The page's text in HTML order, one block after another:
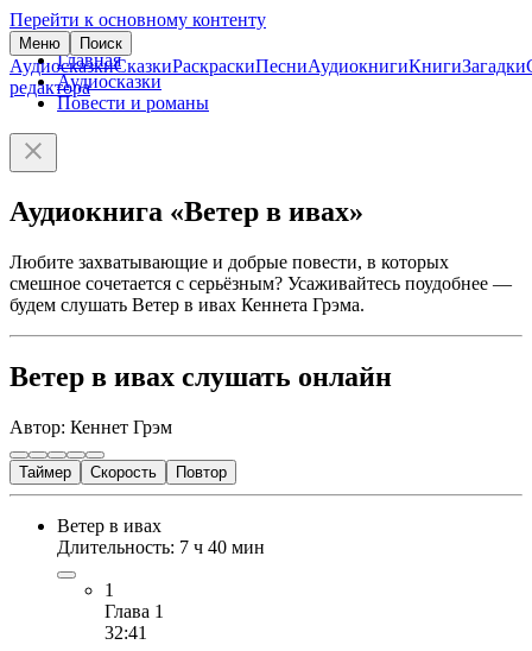
Перейти к основному контенту
Меню Поиск
АудиосказкиСказкиРаскраскиПесниАудиокнигиКнигиЗагадки
редактора
Главная
Аудиосказки
Повести и романы
Аудиокнига «Ветер в ивах»
Любите захватывающие и добрые повести, в которых
смешное сочетается с серьёзным? Усаживайтесь поудобнее —
будем слушать Ветер в ивах Кеннета Грэма.
Ветер в ивах слушать онлайн
Автор: Кеннет Грэм
Таймер Скорость Повтор
Ветер в ивах
Длительность: 7 ч 40 мин
1
Глава 1
32:41